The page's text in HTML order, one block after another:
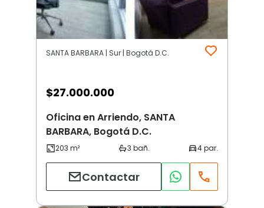
SANTA BARBARA | Sur | Bogotá D.C.
$27.000.000
Oficina en Arriendo, SANTA
BARBARA, Bogotá D.C.
Contactar